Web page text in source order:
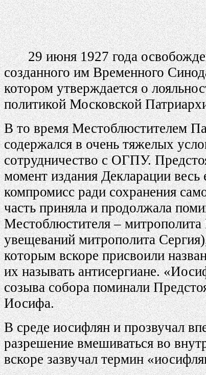
29 июня 1927 года
созданного им Временного
котором утверждается о
политикой Московской
В то время Местоблюстителем
содержался в очень тяжелых
сотрудничество с ОГПУ.
момент издания Декларации
компромисс ради сохранения
часть приняла и продолжала
Местоблюстителя –
увещеваний митрополита
которым вскоре присвоили
их называть антисергиане.
созыва собора поминали
Иосифа.
В среде иосифлян и прозвучал
разрешение вмешиваться во
вскоре зазвучал термин